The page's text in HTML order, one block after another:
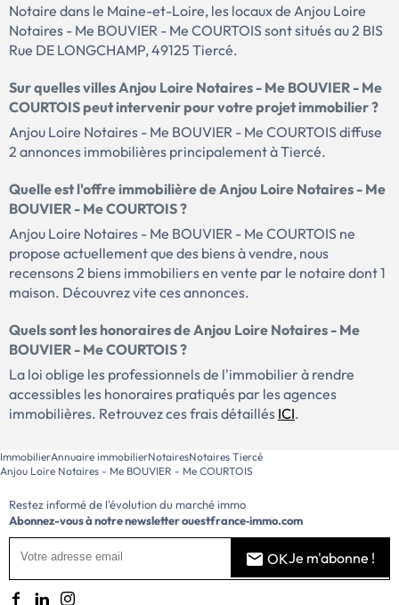
Notaire dans le Maine-et-Loire, les locaux de Anjou Loire
Notaires - Me BOUVIER - Me COURTOIS sont situés au 2 BIS
Rue DE LONGCHAMP, 49125 Tiercé.
Sur quelles villes Anjou Loire Notaires - Me BOUVIER - Me
COURTOIS peut intervenir pour votre projet immobilier ?
Anjou Loire Notaires - Me BOUVIER - Me COURTOIS diffuse
2 annonces immobilières principalement à Tiercé.
Quelle est l'offre immobilière de Anjou Loire Notaires - Me
BOUVIER - Me COURTOIS ?
Anjou Loire Notaires - Me BOUVIER - Me COURTOIS ne
propose actuellement que des biens à vendre, nous
recensons 2 biens immobiliers en vente par le notaire dont 1
maison. Découvrez vite ces annonces.
Quels sont les honoraires de Anjou Loire Notaires - Me
BOUVIER - Me COURTOIS ?
La loi oblige les professionnels de l'immobilier à rendre
accessibles les honoraires pratiqués par les agences
immobilières. Retrouvez ces frais détaillés ICI.
ImmobilierAnnuaire immobilierNotairesNotaires Tiercé
Anjou Loire Notaires - Me BOUVIER - Me COURTOIS
Restez informé de l'évolution du marché immo
Abonnez-vous à notre newsletterouestfrance‑immo.com
OKJe m'abonne !